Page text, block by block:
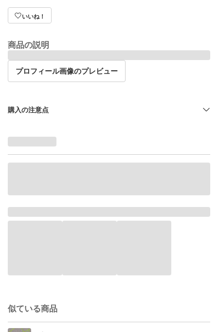
いいね！
商品の説明
プロフィール画像のプレビュー
購入の注意点
似ている商品